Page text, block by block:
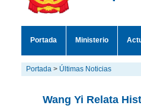
Portada Ministerio
Portada > Últimas Noticias
Wang Yi Relata